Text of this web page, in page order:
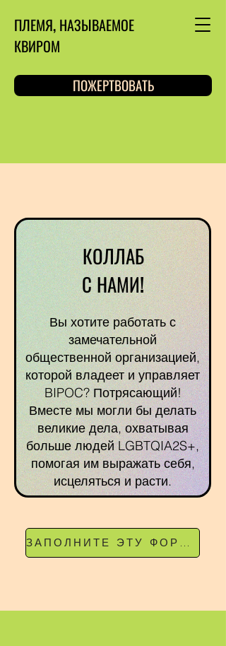
ПЛЕМЯ, НАЗЫВАЕМОЕ
КВИРОМ
ПОЖЕРТВОВАТЬ
КОЛЛАБ
С НАМИ!
Вы хотите работать с
замечательной
общественной организацией,
которой владеет и управляет
BIPOC? Потрясающий!
Вместе мы могли бы делать
великие дела, охватывая
больше людей LGBTQIA2S+,
помогая им выражать себя,
исцеляться и расти.
ЗАПОЛНИТЕ ЭТУ ФОРМУ